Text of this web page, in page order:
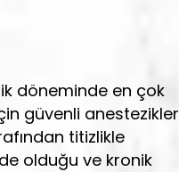
döneminde en çok
güvenli anestezikler
titizlikle
olduğu ve kronik